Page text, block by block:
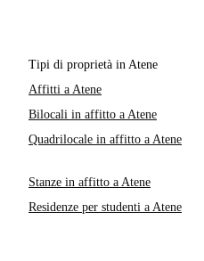
Tipi di proprietà in Atene
Affitti a Atene
Bilocali in affitto a Atene
Quadrilocale in affitto a Atene
Stanze in affitto a Atene
Residenze per studenti a Atene